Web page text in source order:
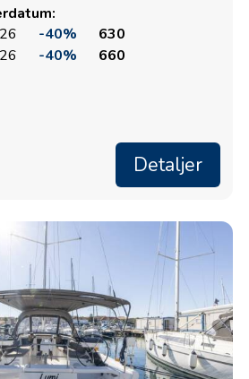
-40%
630
-40% 660
Detaljer